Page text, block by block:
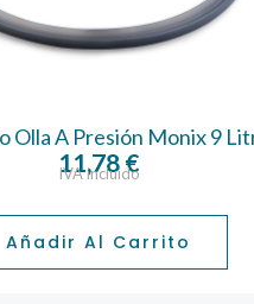
Olla A Presión Monix 9
11,78€
IVA incluido
Añadir Al Carrito